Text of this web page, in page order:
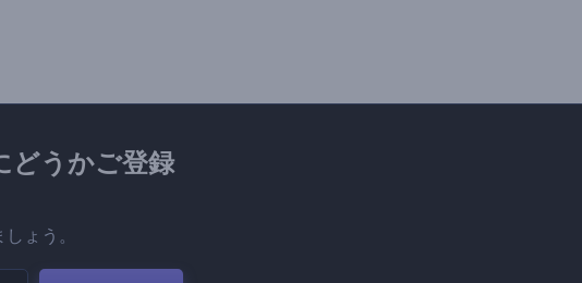
どうかご登録
ょう。